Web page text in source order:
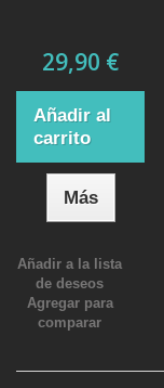
29,90 €
Añadir al
carrito
Más
Añadir a la lista
de deseos
Agregar para
comparar